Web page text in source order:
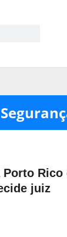
Porto Rico
juiz